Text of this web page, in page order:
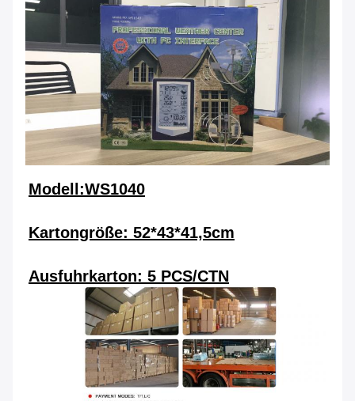
Modell:WS1040
Kartongröße: 52*43*41,5cm
Ausfuhrkarton: 5 PCS/CTN